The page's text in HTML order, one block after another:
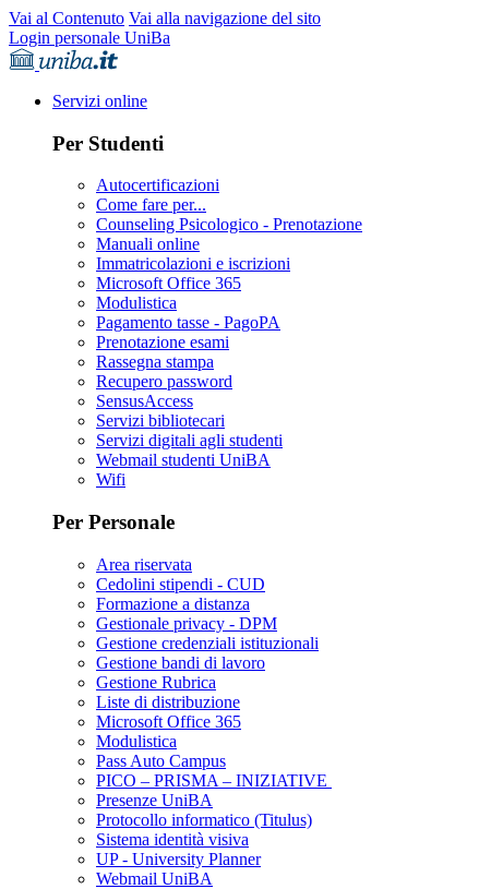
Vai al Contenuto Vai alla navigazione del sito
Login personale UniBa
Servizi online
Per Studenti
Autocertificazioni
Come fare per...
Counseling Psicologico - Prenotazione
Manuali online
Immatricolazioni e iscrizioni
Microsoft Office 365
Modulistica
Pagamento tasse - PagoPA
Prenotazione esami
Rassegna stampa
Recupero password
SensusAccess
Servizi bibliotecari
Servizi digitali agli studenti
Webmail studenti UniBA
Wifi
Per Personale
Area riservata
Cedolini stipendi - CUD
Formazione a distanza
Gestionale privacy - DPM
Gestione credenziali istituzionali
Gestione bandi di lavoro
Gestione Rubrica
Liste di distribuzione
Microsoft Office 365
Modulistica
Pass Auto Campus
PICO – PRISMA – INIZIATIVE
Presenze UniBA
Protocollo informatico (Titulus)
Sistema identità visiva
UP - University Planner
Webmail UniBA